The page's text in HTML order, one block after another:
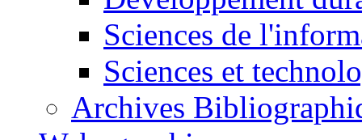
Sciences de
Sciences et
Archives